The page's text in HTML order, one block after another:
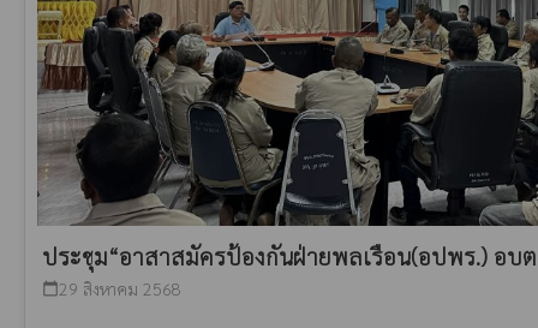
ประชุม“อาสาสมัครป้องกันฝ่ายพลเรือน(อปพร.) อบ
calendar_today29 สิงหาคม 2568